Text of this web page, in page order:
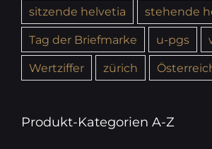
sitzende helvetia
stehende
Tag der Briefmarke
u-pgs
Wertziffer
zürich
Produkt-Kategorien A-Z